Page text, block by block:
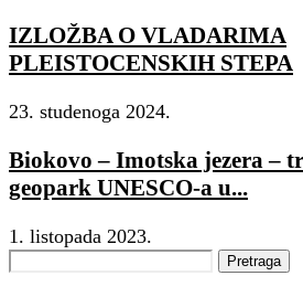
IZLOŽBA O VLADARIMA
PLEISTOCENSKIH STEPA
23. studenoga 2024.
Biokovo – Imotska jezera –
geopark UNESCO-a u...
1. listopada 2023.